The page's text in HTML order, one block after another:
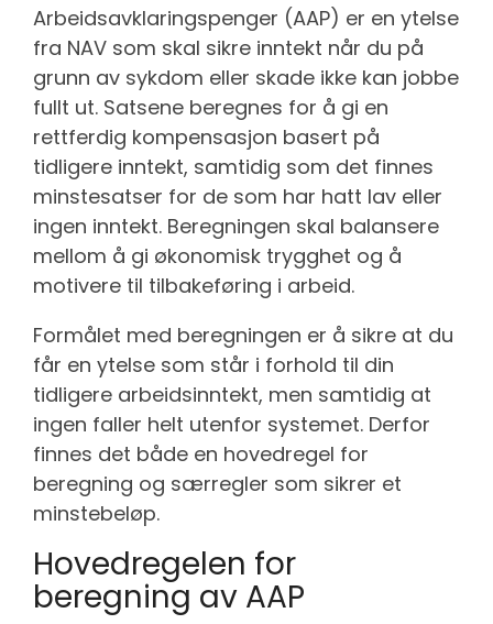
Arbeidsavklaringspenger (AAP) er en ytelse
fra NAV som skal sikre inntekt når du på
grunn av sykdom eller skade ikke kan jobbe
fullt ut. Satsene beregnes for å gi en
rettferdig kompensasjon basert på
tidligere inntekt, samtidig som det finnes
minstesatser for de som har hatt lav eller
ingen inntekt. Beregningen skal balansere
mellom å gi økonomisk trygghet og å
motivere til tilbakeføring i arbeid.
Formålet med beregningen er å sikre at du
får en ytelse som står i forhold til din
tidligere arbeidsinntekt, men samtidig at
ingen faller helt utenfor systemet. Derfor
finnes det både en hovedregel for
beregning og særregler som sikrer et
minstebeløp.
Hovedregelen for
beregning av AAP